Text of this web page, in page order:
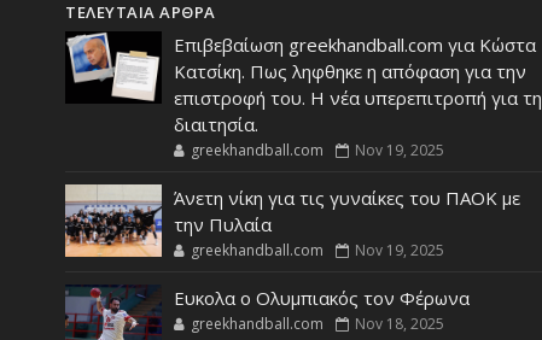
ΤΕΛΕΥΤΑΙΑ ΑΡΘΡΑ
Επιβεβαίωση greekhandball.com για Κώστα
Κατσίκη. Πως ληφθηκε η απόφαση για την
επιστροφή του. Η νέα υπερεπιτροπή για τη
διαιτησία.
greekhandball.com Nov 19, 2025
Άνετη νίκη για τις γυναίκες του ΠΑΟΚ με
την Πυλαία
greekhandball.com Nov 19, 2025
Ευκολα ο Ολυμπιακός τον Φέρωνα
greekhandball.com Nov 18, 2025